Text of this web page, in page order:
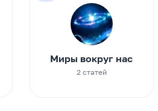
Миры вокруг нас
2 cтатей